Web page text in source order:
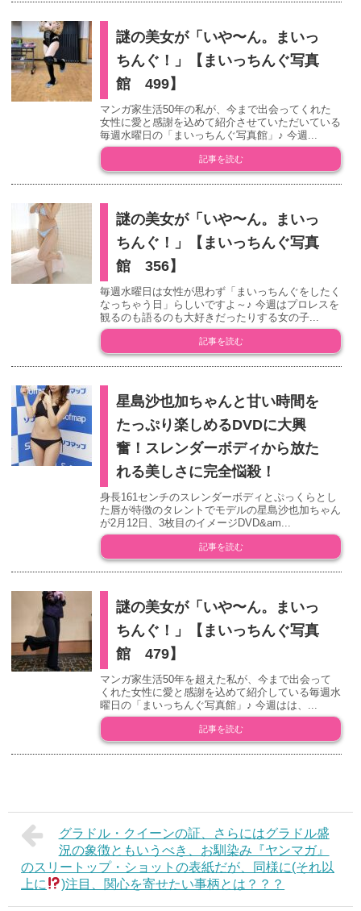
謎の美女が「いや〜ん。まいっ
ちんぐ！」【まいっちんぐ写真
館 499】
マンガ家生活50年の私が、今まで出会ってくれた
女性に愛と感謝を込めて紹介させていただいている
毎週水曜日の「まいっちんぐ写真館」♪ 今週...
記事を読む
謎の美女が「いや〜ん。まいっ
ちんぐ！」【まいっちんぐ写真
館 356】
毎週水曜日は女性が思わず「まいっちんぐをしたく
なっちゃう日」らしいですよ～♪ 今週はプロレスを
観るのも語るのも大好きだったりする女の子...
記事を読む
星島沙也加ちゃんと甘い時間を
たっぷり楽しめるDVDに大興
奮！スレンダーボディから放た
れる美しさに完全悩殺！
身長161センチのスレンダーボディとぷっくらとし
た唇が特徴のタレントでモデルの星島沙也加ちゃん
が2月12日、3枚目のイメージDVD&am...
記事を読む
謎の美女が「いや〜ん。まいっ
ちんぐ！」【まいっちんぐ写真
館 479】
マンガ家生活50年を超えた私が、今まで出会って
くれた女性に愛と感謝を込めて紹介している毎週水
曜日の「まいっちんぐ写真館」♪ 今週はは、...
記事を読む
グラドル・クイーンの証、さらにはグラドル盛
況の象徴ともいうべき、お馴染み『ヤンマガ』
のスリートップ・ショットの表紙だが、同様に(それ以
上に
)注目、関心を寄せたい事柄とは？？？